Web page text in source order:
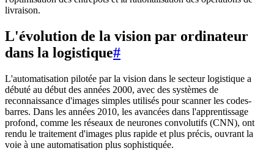
livraison.
L'évolution de la vision par ordinateur
dans la logistique#
L'automatisation pilotée par la vision dans le secteur logistique a
débuté au début des années 2000, avec des systèmes de
reconnaissance d'images simples utilisés pour scanner les codes-
barres. Dans les années 2010, les avancées dans l'apprentissage
profond, comme les réseaux de neurones convolutifs (CNN), ont
rendu le traitement d'images plus rapide et plus précis, ouvrant la
voie à une automatisation plus sophistiquée.